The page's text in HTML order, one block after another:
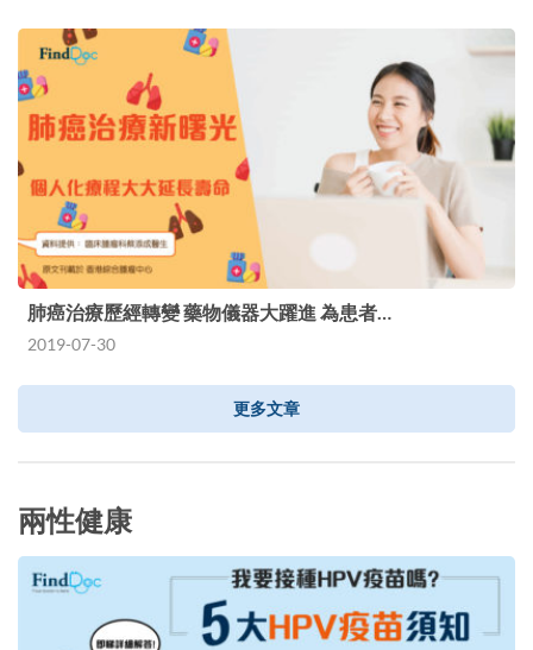
肺癌治療歷經轉變 藥物儀器大躍進 為患者…
2019-07-30
更多文章
兩性健康